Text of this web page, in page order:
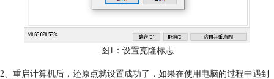
图1：设置克隆标志
2、重启计算机后，还原点就设置成功了，如果在使用电脑的过程中遇到